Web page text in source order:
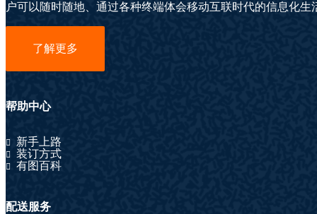
户可以随时随地、通过各种终端体会移动互联时代的信息化生
了解更多
帮助中心
新手上路
装订方式
有图百科
配送服务